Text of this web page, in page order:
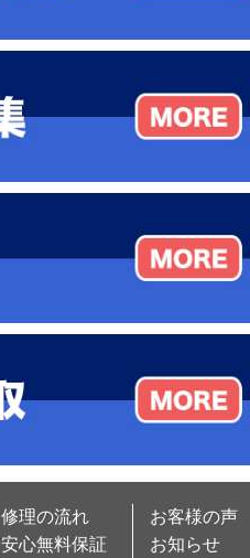
修理の流れ
安心無料保証
お客様の声
お知らせ